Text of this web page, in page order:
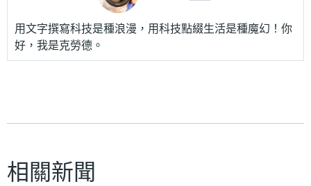
用文字撰寫科技是種浪漫，用科技點綴生活是種魔幻！你
好，我是克勞德。
相關新聞